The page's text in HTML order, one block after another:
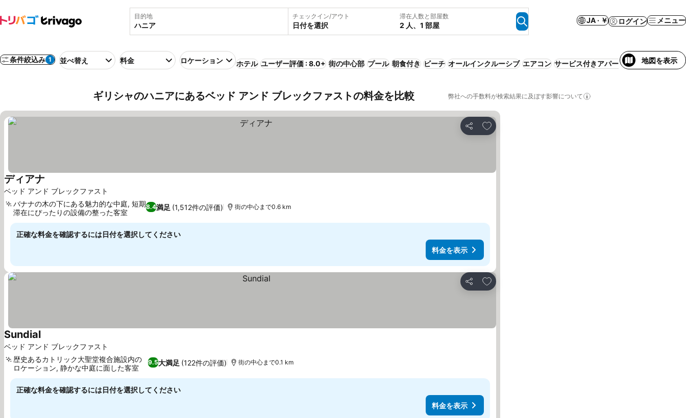
目的地 チェックイン/アウト
日付を選択
滞在人数と部屋数
2 人、1 部屋
JA · ￥ ログイン メニュー
条件絞込み 1 並べ替え 料金 ロケーション ホテル ユーザー評価 : 8.0+ 街の中心部 プール 朝食付き ビーチ オールインクルーシブ エアコン サービス付きアパートメント リゾート
地図を表示
ギリシャのハニアにあるベッド アンド ブレックファストの料金を比較 弊社への手数料が検索結果に及ぼす影響について
シェア
お気に入りに追加
ベッド アンド ブレックファスト
ディアナ
8.4満足 (1,512件の評価)
バナナの木の下にある魅力的な中庭, 短期
滞在にぴったりの設備の整った客室
街の中心まで0.6 km
正確な料金を確認するには日付を選択してください
料金を表示
シェア
お気に入りに追加
ベッド アンド ブレックファスト
Sundial
9.5大満足 (122件の評価)
歴史あるカトリック大聖堂複合施設内の
ロケーション, 静かな中庭に面した客室
街の中心まで0.1 km
正確な料金を確認するには日付を選択してください
料金を表示